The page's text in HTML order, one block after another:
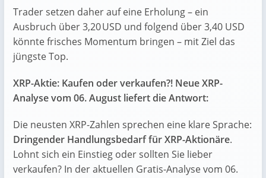
Trader setzen daher auf eine Erholung – ein
Ausbruch über 3,20 USD und folgend über 3,40 USD
könnte frisches Momentum bringen – mit Ziel das
jüngste Top.
XRP-Aktie: Kaufen oder verkaufen?! Neue XRP-
Analyse vom 06. August liefert die Antwort:
Die neusten XRP-Zahlen sprechen eine klare Sprache:
Dringender Handlungsbedarf für XRP-Aktionäre.
Lohnt sich ein Einstieg oder sollten Sie lieber
verkaufen? In der aktuellen Gratis-Analyse vom 06.